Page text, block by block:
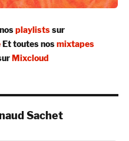
playlistssur
Et toutes nosmixtapes
Mixcloud
Sachet